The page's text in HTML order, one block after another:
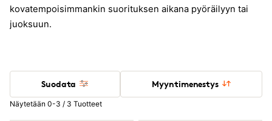
kovatempoisimmankin suorituksen aikana pyöräilyyn tai
juoksuun.
Suodata Myyntimenestys
Näytetään 0-3 / 3 Tuotteet